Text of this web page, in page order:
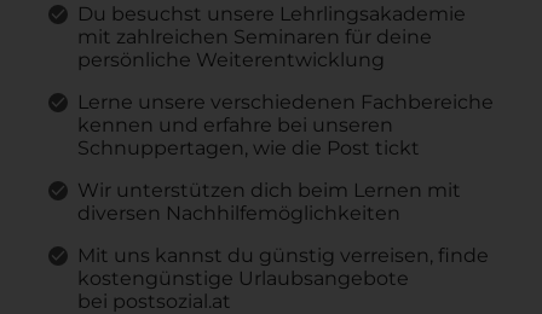
Du besuchst unsere Lehrlingsakademie
mit zahlreichen Seminaren für deine
persönliche Weiterentwicklung
Lerne unsere verschiedenen Fachbereiche
kennen und erfahre bei unseren
Schnuppertagen, wie die Post tickt
Wir unterstützen dich beim Lernen mit
diversen Nachhilfemöglichkeiten
Mit uns kannst du günstig verreisen, finde
kostengünstige Urlaubsangebote
bei postsozial.at